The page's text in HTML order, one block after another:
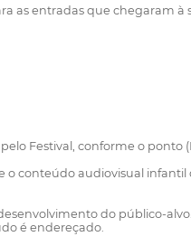
as entradas que chegaram à
Festival, conforme o ponto
o conteúdo audiovisual
do público-
é endereçado.